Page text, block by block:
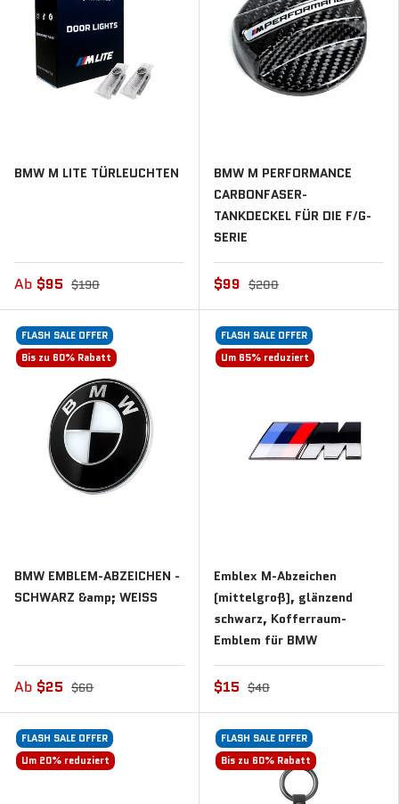
BMW M LITE TÜRLEUCHTEN
Ab $95 $190
BMW M PERFORMANCE
CARBONFASER-
TANKDECKEL FÜR DIE F/G-
SERIE
$99 $200
FLASH SALE OFFER
Bis zu 60% Rabatt
BMW EMBLEM-ABZEICHEN -
SCHWARZ &amp; WEISS
Ab $25 $60
FLASH SALE OFFER
Um 65% reduziert
Emblex M-Abzeichen
(mittelgroß), glänzend
schwarz, Kofferraum-
Emblem für BMW
$15 $40
FLASH SALE OFFER
Um 20% reduziert
FLASH SALE OFFER
Bis zu 60% Rabatt